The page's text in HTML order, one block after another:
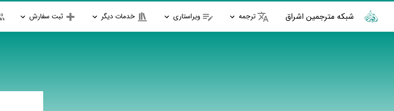
شبکه مترجمین اشراق ترجمه ویراستاری خدمات دیگر ثبت سفارش